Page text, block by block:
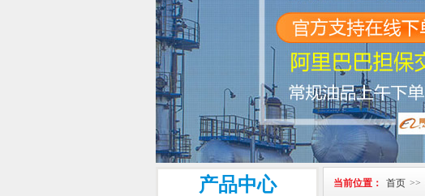
产品中心 当前位置： 首页 >>